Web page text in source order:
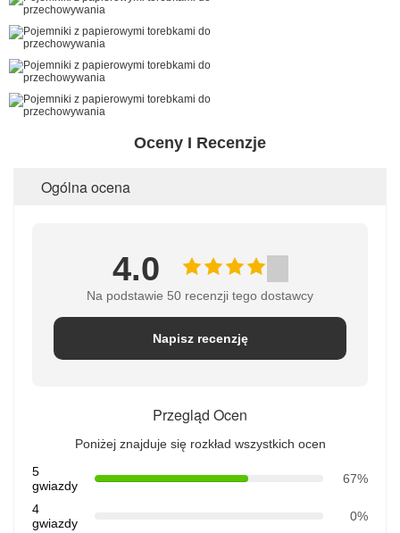
Oceny I Recenzje
Ogólna ocena
4.0
Na podstawie 50 recenzji tego dostawcy
Napisz recenzję
Przegląd Ocen
Poniżej znajduje się rozkład wszystkich ocen
5
gwiazdy
67%
4
gwiazdy
0%